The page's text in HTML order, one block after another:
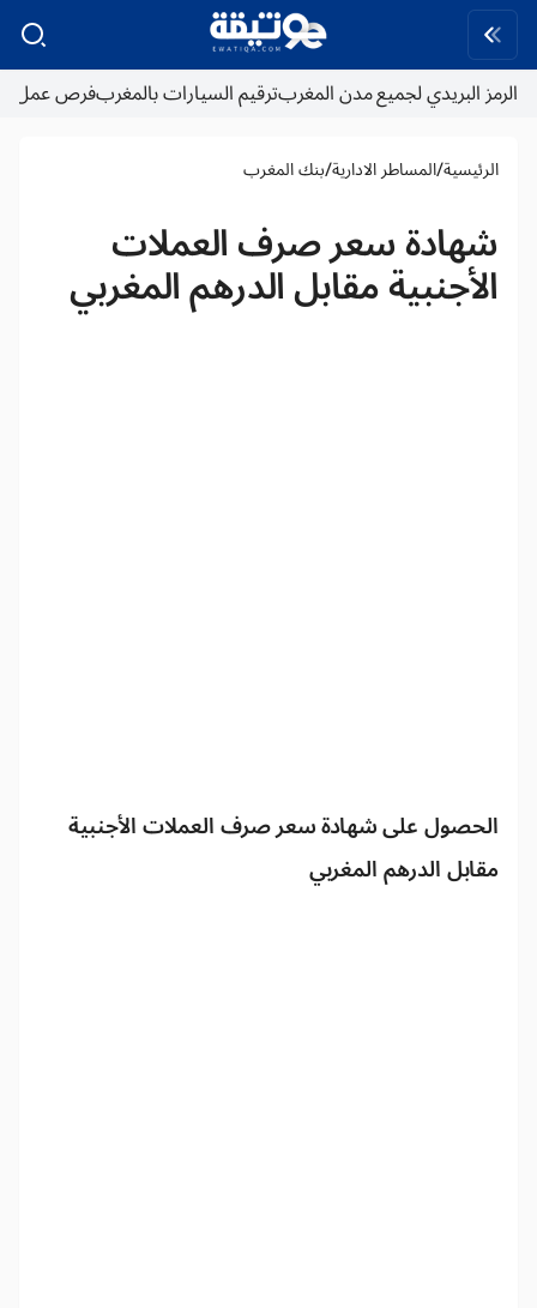
الرمز البريدي لجميع مدن المغربترقيم السيارات بالمغربفرص عمل
الرئيسية/المساطر الادارية/بنك المغرب
شهادة سعر صرف العملات
الأجنبية مقابل الدرهم المغربي
الحصول على شهادة سعر صرف العملات الأجنبية
مقابل الدرهم المغربي